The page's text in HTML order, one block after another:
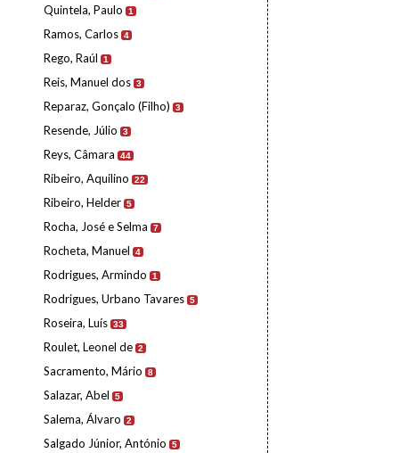
Quintela, Paulo 1
Ramos, Carlos 4
Rego, Raúl 1
Reis, Manuel dos 3
Reparaz, Gonçalo (Filho) 3
Resende, Júlio 3
Reys, Câmara 44
Ribeiro, Aquilino 22
Ribeiro, Helder 5
Rocha, José e Selma 7
Rocheta, Manuel 4
Rodrigues, Armindo 1
Rodrigues, Urbano Tavares 5
Roseira, Luís 33
Roulet, Leonel de 2
Sacramento, Mário 8
Salazar, Abel 5
Salema, Álvaro 2
Salgado Júnior, António 5